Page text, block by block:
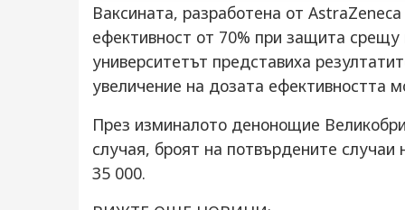
Ваксината, разработена от
ефективност от 70% при защита
университетът представиха
увеличение на дозата ефективността
През изминалото денонощие
случая, броят на потвърдените случаи
35 000.